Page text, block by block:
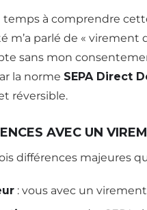
temps à comprendre
m’a parlé de « virement
sans mon
la norme SEPA Direct
réversible.
AVEC UN
différences majeures
: vous avec un